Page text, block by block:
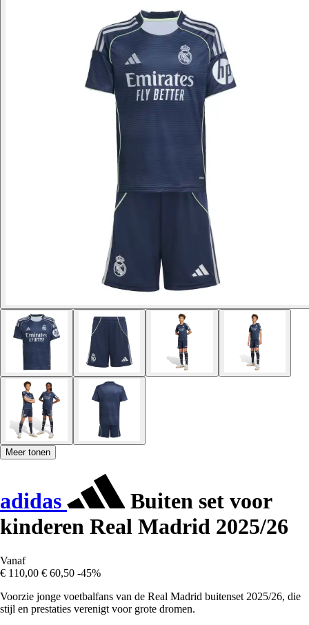
Meer tonen
adidas
Buiten set voor
kinderen Real Madrid 2025/26
Vanaf
€ 110,00 € 60,50 -45%
Voorzie jonge voetbalfans van de Real Madrid buitenset 2025/26, die
stijl en prestaties verenigt voor grote dromen.